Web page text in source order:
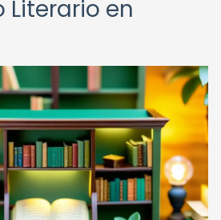
Literario en